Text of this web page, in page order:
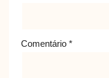
Comentário *